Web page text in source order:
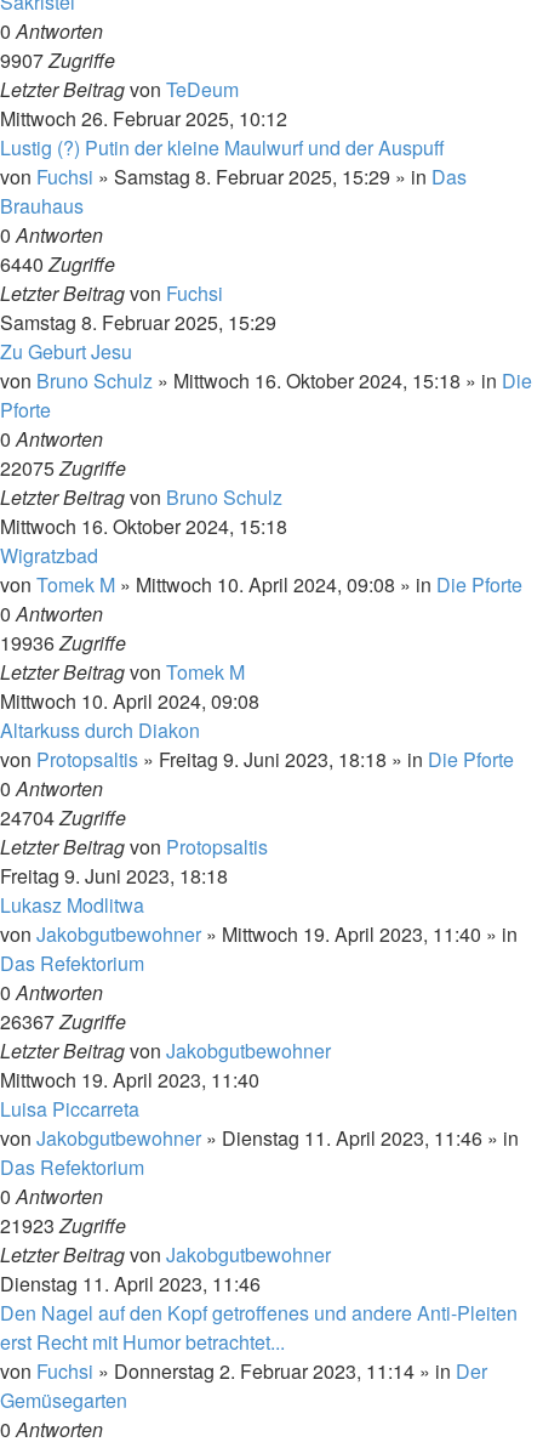
0Antworten
9907Zugriffe
Letzter Beitragvon TeDeum
Mittwoch 26. Februar 2025, 10:12
Lustig (?) Putin der kleine Maulwurf und der Auspuff
von Fuchsi » Samstag 8. Februar 2025, 15:29 » in Das
Brauhaus
0Antworten
6440Zugriffe
Letzter Beitragvon Fuchsi
Samstag 8. Februar 2025, 15:29
Zu Geburt Jesu
von Bruno Schulz » Mittwoch 16. Oktober 2024, 15:18 » in Die
Pforte
0Antworten
22075Zugriffe
Letzter Beitragvon Bruno Schulz
Mittwoch 16. Oktober 2024, 15:18
Wigratzbad
von Tomek M » Mittwoch 10. April 2024, 09:08 » in Die Pforte
0Antworten
19936Zugriffe
Letzter Beitragvon Tomek M
Mittwoch 10. April 2024, 09:08
Altarkuss durch Diakon
von Protopsaltis » Freitag 9. Juni 2023, 18:18 » in Die Pforte
0Antworten
24704Zugriffe
Letzter Beitragvon Protopsaltis
Freitag 9. Juni 2023, 18:18
Lukasz Modlitwa
von Jakobgutbewohner » Mittwoch 19. April 2023, 11:40 » in
Das Refektorium
0Antworten
26367Zugriffe
Letzter Beitragvon Jakobgutbewohner
Mittwoch 19. April 2023, 11:40
Luisa Piccarreta
von Jakobgutbewohner » Dienstag 11. April 2023, 11:46 » in
Das Refektorium
0Antworten
21923Zugriffe
Letzter Beitragvon Jakobgutbewohner
Dienstag 11. April 2023, 11:46
Den Nagel auf den Kopf getroffenes und andere Anti-Pleiten
erst Recht mit Humor betrachtet...
von Fuchsi » Donnerstag 2. Februar 2023, 11:14 » in Der
Gemüsegarten
0Antworten